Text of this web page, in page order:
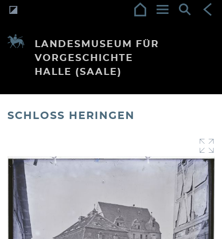
LANDESMUSEUM FÜR
VORGESCHICHTE
HALLE (SAALE)
SCHLOSS HERINGEN